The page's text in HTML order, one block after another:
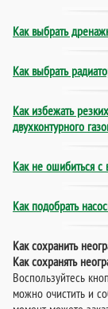
Как выбрать
Как выбрать
Как избежать
двухконтурного
Как не ошибиться с
Как подобрать
Как сохранить
Как сохранять
Воспользуйтесь
можно очистить и